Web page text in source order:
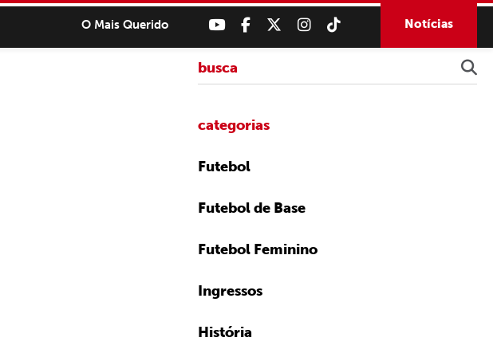
O Mais Querido Notícias
categorias
Futebol
Futebol de Base
Futebol Feminino
Ingressos
História